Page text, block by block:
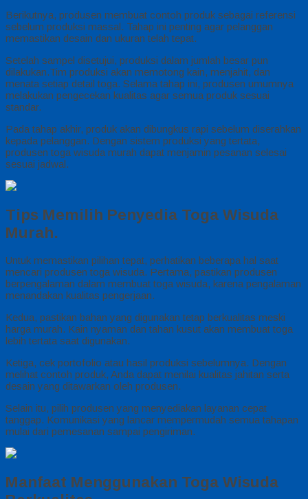
Berikutnya, produsen membuat contoh produk sebagai referensi
sebelum produksi massal. Tahap ini penting agar pelanggan
memastikan desain dan ukuran telah tepat.
Setelah sampel disetujui, produksi dalam jumlah besar pun
dilakukan.Tim produksi akan memotong kain, menjahit, dan
menata setiap detail toga. Selama tahap ini, produsen umumnya
melakukan pengecekan kualitas agar semua produk sesuai
standar.
Pada tahap akhir, produk akan dibungkus rapi sebelum diserahkan
kepada pelanggan. Dengan sistem produksi yang tertata,
produsen toga wisuda murah dapat menjamin pesanan selesai
sesuai jadwal.
Tips Memilih Penyedia Toga Wisuda
Murah.
Untuk memastikan pilihan tepat, perhatikan beberapa hal saat
mencari produsen toga wisuda. Pertama, pastikan produsen
berpengalaman dalam membuat toga wisuda, karena pengalaman
menandakan kualitas pengerjaan.
Kedua, pastikan bahan yang digunakan tetap berkualitas meski
harga murah. Kain nyaman dan tahan kusut akan membuat toga
lebih tertata saat digunakan.
Ketiga, cek portofolio atau hasil produksi sebelumnya. Dengan
melihat contoh produk, Anda dapat menilai kualitas jahitan serta
desain yang ditawarkan oleh produsen.
Selain itu, pilih produsen yang menyediakan layanan cepat
tanggap. Komunikasi yang lancar mempermudah semua tahapan
mulai dari pemesanan sampai pengiriman.
Manfaat Menggunakan Toga Wisuda